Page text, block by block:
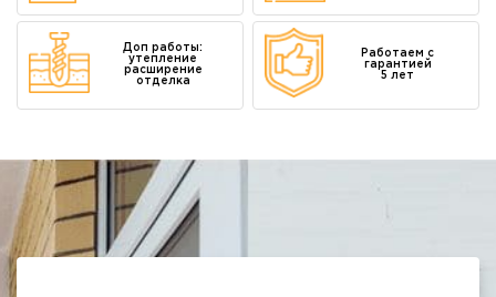
Доп работы:
утепление
расширение
отделка
Работаем с
гарантией
5 лет